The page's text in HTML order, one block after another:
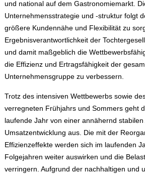
und national auf dem Gastronomiemarkt.
Unternehmensstrategie und -struktur folgt
größere Kundennähe und Flexibilität zu
Ergebnisverantwortlichkeit der
und damit maßgeblich die
die Effizienz und Ertragsfähigkeit der
Unternehmensgruppe zu verbessern.
Trotz des intensiven Wettbewerbs sowie
verregneten Frühjahrs und Sommers geht
laufende Jahr von einer annähernd stabilen
Umsatzentwicklung aus. Die mit der
Effizienzeffekte werden sich im laufenden
Folgejahren weiter auswirken und die
verringern. Aufgrund der nachhaltigen und